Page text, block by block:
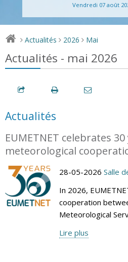
Vendredi 07 août
> Actualités > 2026 > Mai
Actualités - mai 2026
Actualités
EUMETNET celebrates
meteorological
28-05-2026 Salle
In 2026,
cooperation
Meteorological
Lire plus